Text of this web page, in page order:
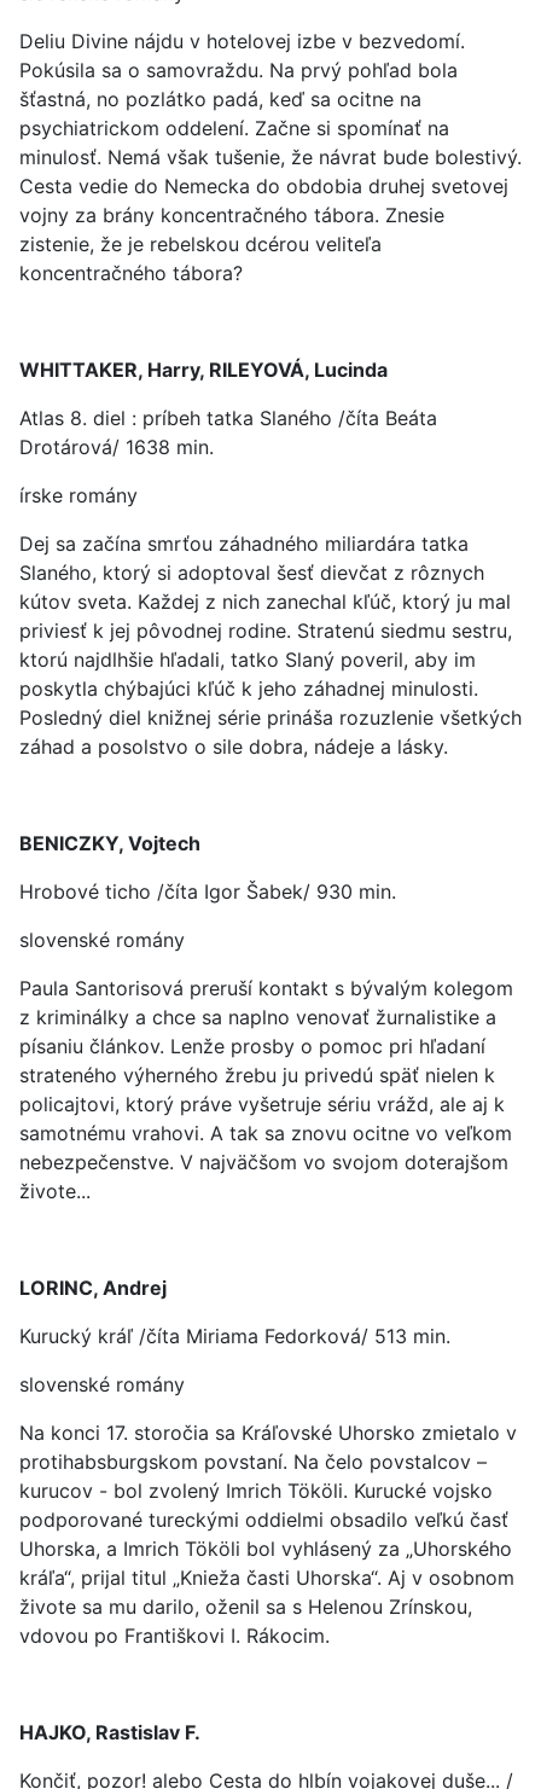
Deliu Divine nájdu v hotelovej izbe v bezvedomí.
Pokúsila sa o samovraždu. Na prvý pohľad bola
šťastná, no pozlátko padá, keď sa ocitne na
psychiatrickom oddelení. Začne si spomínať na
minulosť. Nemá však tušenie, že návrat bude bolestivý.
Cesta vedie do Nemecka do obdobia druhej svetovej
vojny za brány koncentračného tábora. Znesie
zistenie, že je rebelskou dcérou veliteľa
koncentračného tábora?
WHITTAKER, Harry, RILEYOVÁ, Lucinda
Atlas 8. diel : príbeh tatka Slaného /číta Beáta
Drotárová/ 1638 min.
írske romány
Dej sa začína smrťou záhadného miliardára tatka
Slaného, ktorý si adoptoval šesť dievčat z rôznych
kútov sveta. Každej z nich zanechal kľúč, ktorý ju mal
priviesť k jej pôvodnej rodine. Stratenú siedmu sestru,
ktorú najdlhšie hľadali, tatko Slaný poveril, aby im
poskytla chýbajúci kľúč k jeho záhadnej minulosti.
Posledný diel knižnej série prináša rozuzlenie všetkých
záhad a posolstvo o sile dobra, nádeje a lásky.
BENICZKY, Vojtech
Hrobové ticho /číta Igor Šabek/ 930 min.
slovenské romány
Paula Santorisová preruší kontakt s bývalým kolegom
z kriminálky a chce sa naplno venovať žurnalistike a
písaniu článkov. Lenže prosby o pomoc pri hľadaní
strateného výherného žrebu ju privedú späť nielen k
policajtovi, ktorý práve vyšetruje sériu vrážd, ale aj k
samotnému vrahovi. A tak sa znovu ocitne vo veľkom
nebezpečenstve. V najväčšom vo svojom doterajšom
živote...
LORINC, Andrej
Kurucký kráľ /číta Miriama Fedorková/ 513 min.
slovenské romány
Na konci 17. storočia sa Kráľovské Uhorsko zmietalo v
protihabsburgskom povstaní. Na čelo povstalcov –
kurucov - bol zvolený Imrich Tököli. Kurucké vojsko
podporované tureckými oddielmi obsadilo veľkú časť
Uhorska, a Imrich Tököli bol vyhlásený za „Uhorského
kráľa“, prijal titul „Knieža časti Uhorska“. Aj v osobnom
živote sa mu darilo, oženil sa s Helenou Zrínskou,
vdovou po Františkovi I. Rákocim.
HAJKO, Rastislav F.
Končiť, pozor! alebo Cesta do hlbín vojakovej duše... /